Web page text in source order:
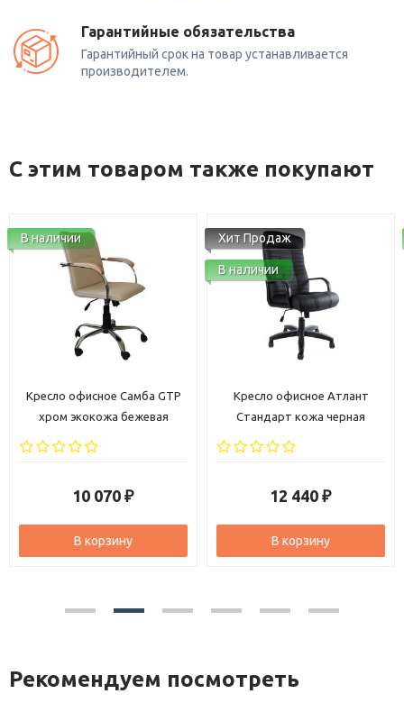
Гарантийные обязательства
Гарантийный срок на товар устанавливается
производителем.
С этим товаром также покупают
В наличии
Кресло офисное Самба GTP
хром экокожа бежевая
10 070 ₽
В корзину
Хит Продаж
В наличии
Кресло офисное Атлант
Стандарт кожа черная
12 440 ₽
В корзину
Рекомендуем посмотреть